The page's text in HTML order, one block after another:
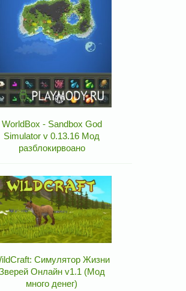
WorldBox - Sandbox God
Simulator v 0.13.16 Мод
разблокирвоано
Симулятор Жизни
Онлайн v1.1 (Мод
много денег)